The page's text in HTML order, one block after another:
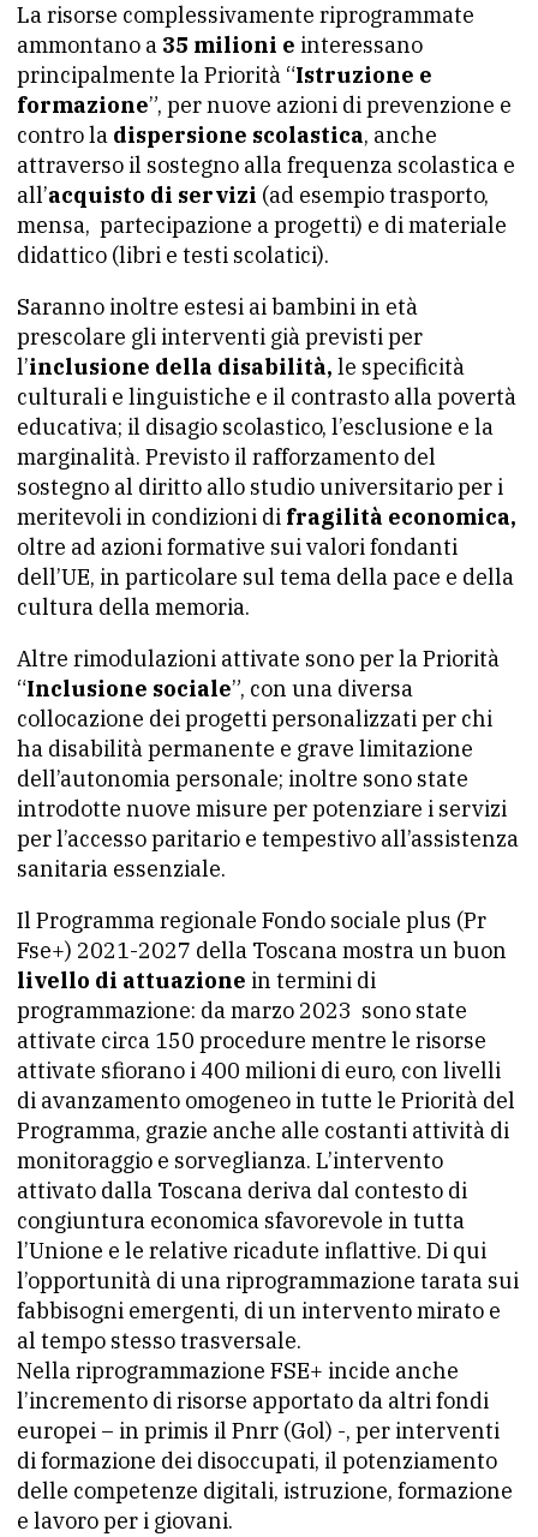
La risorse complessivamente riprogrammate
ammontano a 35 milioni e interessano
principalmente la Priorità “Istruzione e
formazione”, per nuove azioni di prevenzione e
contro la dispersione scolastica, anche
attraverso il sostegno alla frequenza scolastica e
all’acquisto di servizi (ad esempio trasporto,
mensa, partecipazione a progetti) e di materiale
didattico (libri e testi scolatici).
Saranno inoltre estesi ai bambini in età
prescolare gli interventi già previsti per
l’inclusione della disabilità, le specificità
culturali e linguistiche e il contrasto alla povertà
educativa; il disagio scolastico, l’esclusione e la
marginalità. Previsto il rafforzamento del
sostegno al diritto allo studio universitario per i
meritevoli in condizioni di fragilità economica,
oltre ad azioni formative sui valori fondanti
dell’UE, in particolare sul tema della pace e della
cultura della memoria.
Altre rimodulazioni attivate sono per la Priorità
“Inclusione sociale”, con una diversa
collocazione dei progetti personalizzati per chi
ha disabilità permanente e grave limitazione
dell’autonomia personale; inoltre sono state
introdotte nuove misure per potenziare i servizi
per l’accesso paritario e tempestivo all’assistenza
sanitaria essenziale.
Il Programma regionale Fondo sociale plus (Pr
Fse+) 2021-2027 della Toscana mostra un buon
livello di attuazione in termini di
programmazione: da marzo 2023 sono state
attivate circa 150 procedure mentre le risorse
attivate sfiorano i 400 milioni di euro, con livelli
di avanzamento omogeneo in tutte le Priorità del
Programma, grazie anche alle costanti attività di
monitoraggio e sorveglianza. L’intervento
attivato dalla Toscana deriva dal contesto di
congiuntura economica sfavorevole in tutta
l’Unione e le relative ricadute inflattive. Di qui
l’opportunità di una riprogrammazione tarata sui
fabbisogni emergenti, di un intervento mirato e
al tempo stesso trasversale.
Nella riprogrammazione FSE+ incide anche
l’incremento di risorse apportato da altri fondi
europei – in primis il Pnrr (Gol) -, per interventi
di formazione dei disoccupati, il potenziamento
delle competenze digitali, istruzione, formazione
e lavoro per i giovani.